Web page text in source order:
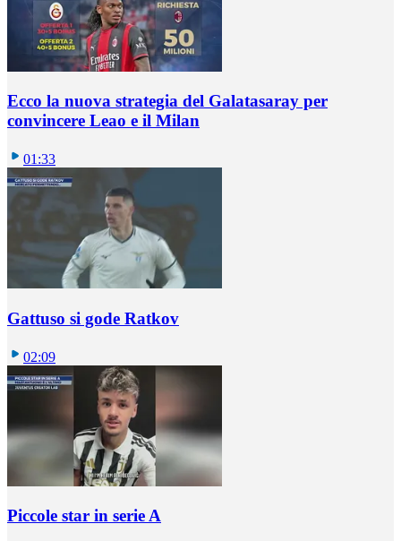
Ecco la nuova strategia del Galatasaray per
convincere Leao e il Milan
01:33
Gattuso si gode Ratkov
02:09
Piccole star in serie A